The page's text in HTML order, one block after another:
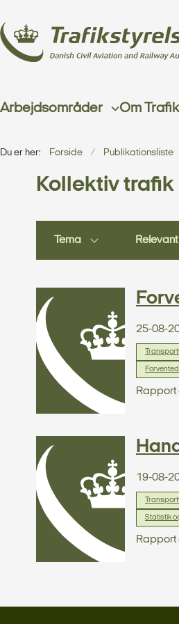
Arbejdsområder Om
Du er her: Forside Publikationsliste
Kollektiv trafik
Tema
25-08-
Rapport
19-08-
Statistik